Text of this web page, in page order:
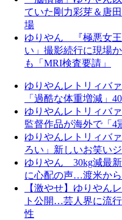
ていた剛力彩芽＆唐
場
ゆりやん 『極悪女王
い」撮影続行に現場
も「MRI検査要請」
ゆりやんレトリィバ
「過酷な体重増減」
ゆりやんレトリィバ
監督作品が海外で「4
ゆりやんレトリィバ
ろい」新しいお笑い
ゆりやん 30kg減最
に心配の声…渡米か
【激やせ】ゆりやん
ト公開…芸人界に流
性